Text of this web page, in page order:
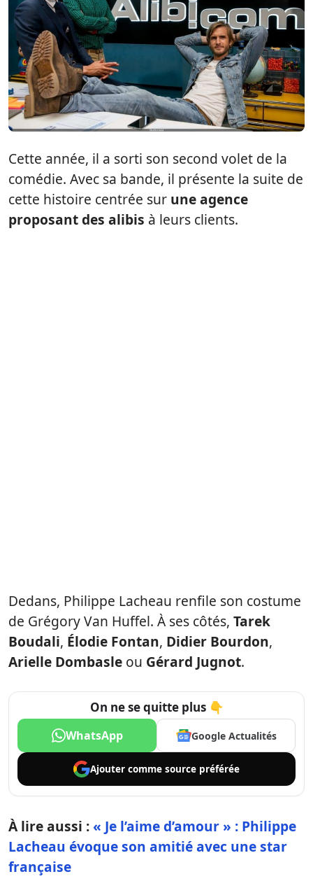
Cette année, il a sorti son second volet de la
comédie. Avec sa bande, il présente la suite de
cette histoire centrée sur une agence
proposant des alibis à leurs clients.
Dedans, Philippe Lacheau renfile son costume
de Grégory Van Huffel. À ses côtés, Tarek
Boudali, Élodie Fontan, Didier Bourdon,
Arielle Dombasle ou Gérard Jugnot.
On ne se quitte plus 👇
WhatsApp Google Actualités
Ajouter comme source préférée
À lire aussi :« Je l’aime d’amour » : Philippe
Lacheau évoque son amitié avec une star
française